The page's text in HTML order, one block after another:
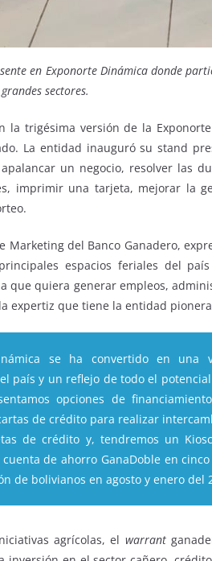
en Exponorte Dinámica donde
sectores.
la trigésima versión de la
La entidad inauguró su stand
un negocio, resolver las
imprimir una tarjeta, mejorar la
Marketing del Banco Ganadero,
espacios feriales del
que quiera generar empleos,
expertiz que tiene la entidad
se ha convertido en una
país y un reflejo de todo el
opciones de
de crédito para realizar
de crédito y, tendremos un
de ahorro GanaDoble en
de bolivianos en agosto y enero del
agrícolas, el warrant